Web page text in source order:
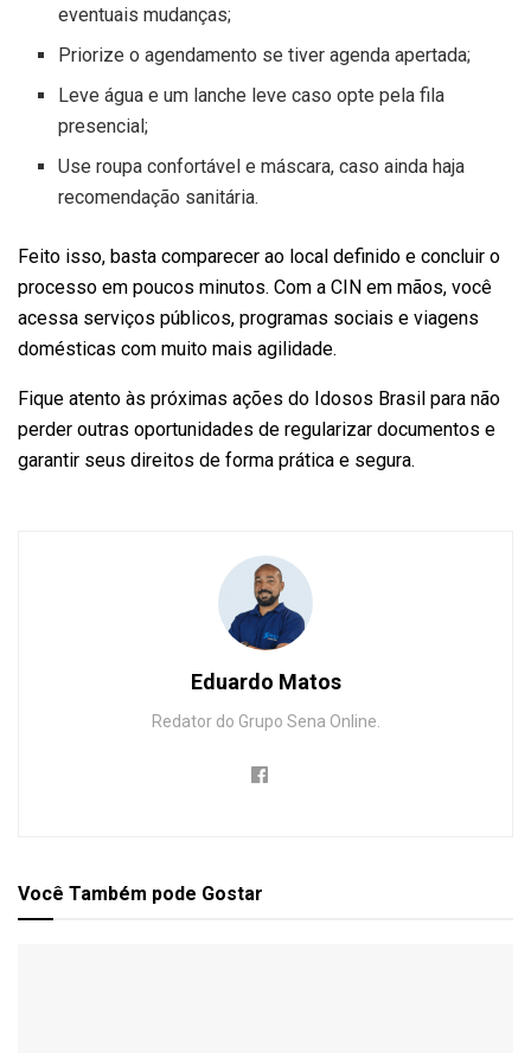
eventuais mudanças;
Priorize o agendamento se tiver agenda apertada;
Leve água e um lanche leve caso opte pela fila
presencial;
Use roupa confortável e máscara, caso ainda haja
recomendação sanitária.
Feito isso, basta comparecer ao local definido e concluir o
processo em poucos minutos. Com a CIN em mãos, você
acessa serviços públicos, programas sociais e viagens
domésticas com muito mais agilidade.
Fique atento às próximas ações do Idosos Brasil para não
perder outras oportunidades de regularizar documentos e
garantir seus direitos de forma prática e segura.
Eduardo Matos
Redator do Grupo Sena Online.
Você Também pode Gostar